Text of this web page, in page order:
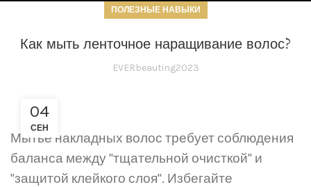
ПОЛЕЗНЫЕ НАВЫКИ
Как мыть ленточное наращивание волос?
EVERbeauting2023
04
СЕН
Мытье накладных волос требует соблюдения
баланса между "тщательной очисткой" и
"защитой клейкого слоя". Избегайте